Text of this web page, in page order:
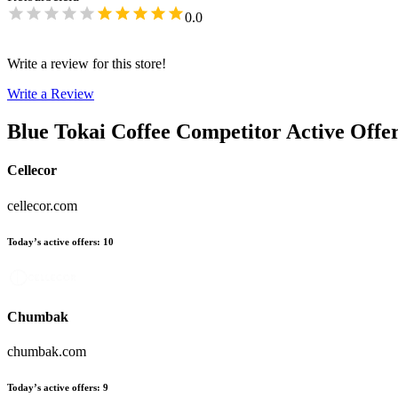
0.0
Write a review for this store!
Write a Review
Blue Tokai Coffee Competitor Active
Cellecor
cellecor.com
Today’s active offers: 10
Chumbak
chumbak.com
Today’s active offers: 9